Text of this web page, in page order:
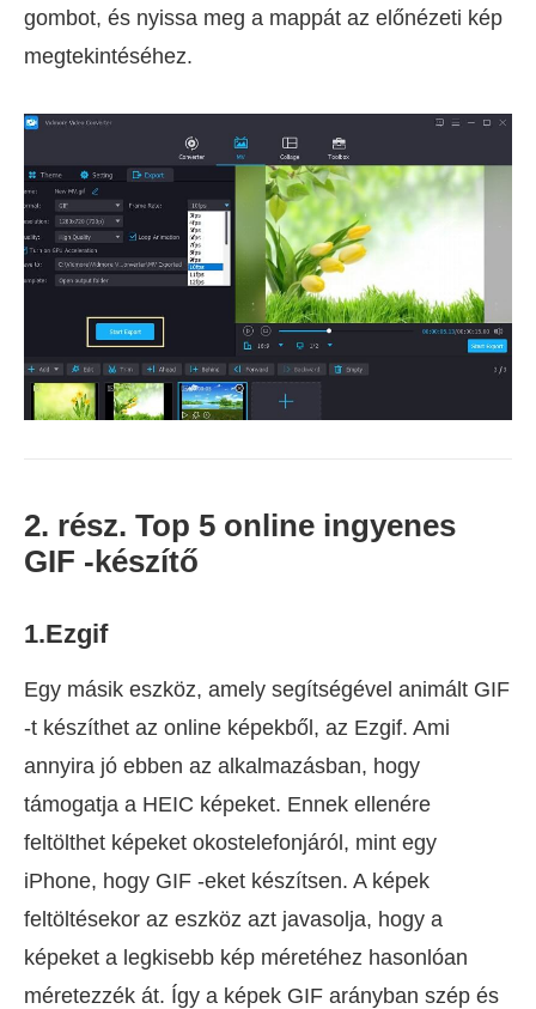
gombot, és nyissa meg a mappát az előnézeti kép
megtekintéséhez.
2. rész. Top 5 online ingyenes
GIF -készítő
1.Ezgif
Egy másik eszköz, amely segítségével animált GIF
-t készíthet az online képekből, az Ezgif. Ami
annyira jó ebben az alkalmazásban, hogy
támogatja a HEIC képeket. Ennek ellenére
feltölthet képeket okostelefonjáról, mint egy
iPhone, hogy GIF -eket készítsen. A képek
feltöltésekor az eszköz azt javasolja, hogy a
képeket a legkisebb kép méretéhez hasonlóan
méretezzék át. Így a képek GIF arányban szép és